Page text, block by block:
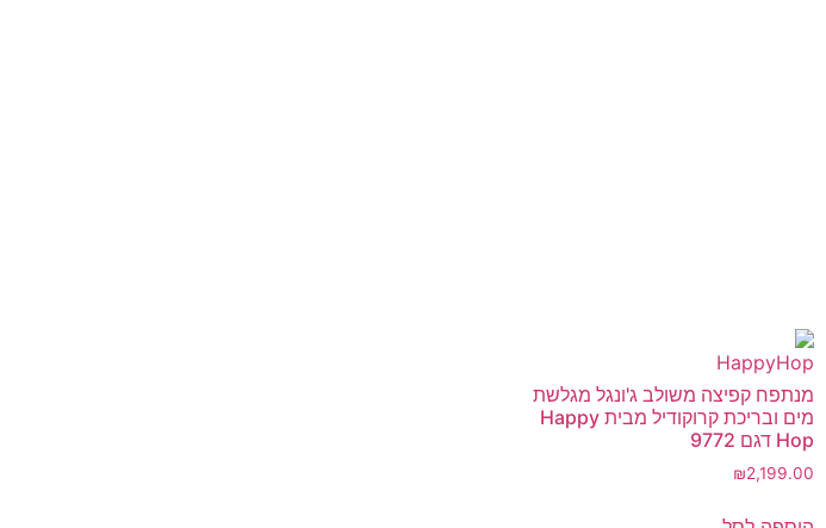
מנתפח קפיצה משולב ג'ונגל מגלשת
מים ובריכת קרוקודיל מבית Happy
Hop דגם 9772
₪2,199.00